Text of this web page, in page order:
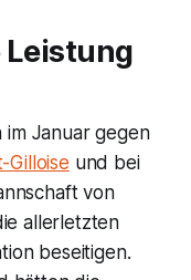
Leistung
Januar gegen
Gilloise und bei
von
allerletzten
beseitigen.